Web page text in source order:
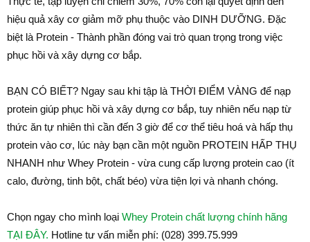
hiệu quả xây cơ giảm mỡ phụ thuộc vào DINH DƯỠNG. Đặc
biệt là Protein - Thành phần đóng vai trò quan trọng trong việc
phục hồi và xây dựng cơ bắp.
BẠN CÓ BIẾT? Ngay sau khi tập là THỜI ĐIỂM VÀNG để nạp
protein giúp phục hồi và xây dựng cơ bắp, tuy nhiên nếu nạp từ
thức ăn tự nhiên thì cần đến 3 giờ để cơ thể tiêu hoá và hấp thụ
protein vào cơ, lúc này bạn cần một nguồn PROTEIN HẤP THỤ
NHANH như Whey Protein - vừa cung cấp lượng protein cao (ít
calo, đường, tinh bột, chất béo) vừa tiện lợi và nhanh chóng.
Chọn ngay cho mình loại Whey Protein chất lượng chính hãng
TẠI ĐÂY. Hotline tư vấn miễn phí: (028) 399.75.999